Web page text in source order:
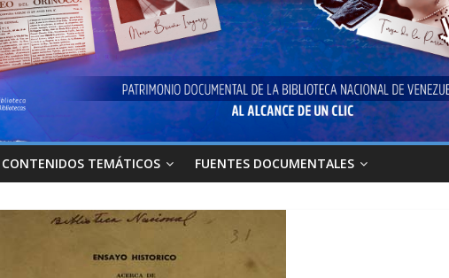
CONTENIDOS TEMÁTICOS FUENTES DOCUMENTALES